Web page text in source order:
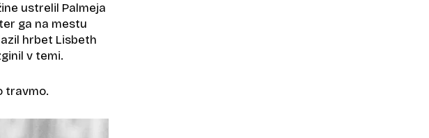
ustrelil Palmeja
ga na mestu
hrbet Lisbeth
v temi.
travmo.